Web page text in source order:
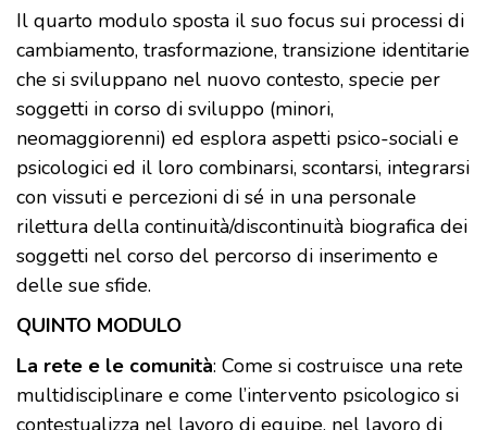
Il quarto modulo sposta il suo focus sui processi di
cambiamento, trasformazione, transizione identitarie
che si sviluppano nel nuovo contesto, specie per
soggetti in corso di sviluppo (minori,
neomaggiorenni) ed esplora aspetti psico-sociali e
psicologici ed il loro combinarsi, scontarsi, integrarsi
con vissuti e percezioni di sé in una personale
rilettura della continuità/discontinuità biografica dei
soggetti nel corso del percorso di inserimento e
delle sue sfide.
QUINTO MODULO
La rete e le comunità: Come si costruisce una rete
multidisciplinare e come l’intervento psicologico si
contestualizza nel lavoro di equipe, nel lavoro di